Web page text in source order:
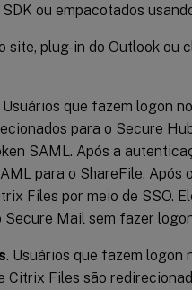
ou empacotados
site, plug-in do Outlook ou
Usuários que fazem logon
para o Secure
SAML. Após a
para o ShareFile. Após
Files por meio de SSO.
Mail sem fazer
. Usuários que fazem logon
Citrix Files são